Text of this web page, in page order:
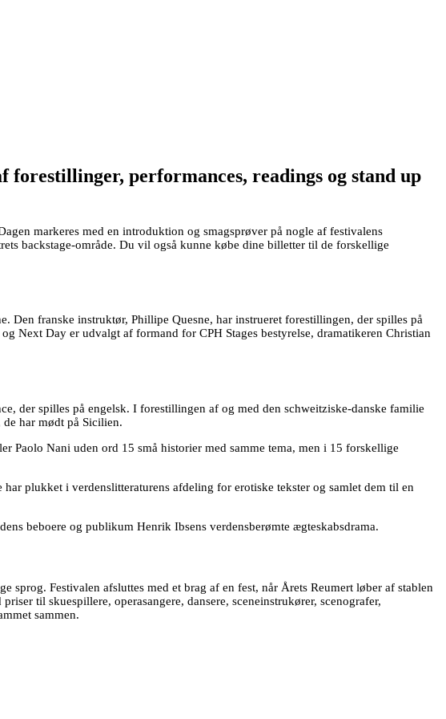
performances, readings og stand up
markeres med en introduktion og smagsprøver på nogle af festivalens
backstage-område. Du vil også kunne købe dine billetter til de forskellige
Den franske instruktør, Phillipe Quesne, har instrueret forestillingen, der spilles på
Next Day er udvalgt af formand for CPH Stages bestyrelse, dramatikeren Christian
der spilles på engelsk. I forestillingen af og med den schweitziske-danske familie
har mødt på Sicilien.
Paolo Nani uden ord 15 små historier med samme tema, men i 15 forskellige
plukket i verdenslitteraturens afdeling for erotiske tekster og samlet dem til en
beboere og publikum Henrik Ibsens verdensberømte ægteskabsdrama.
Festivalen afsluttes med et brag af en fest, når Årets Reumert løber af stablen
til skuespillere, operasangere, dansere, sceneinstrukører, scenografer,
sammen.